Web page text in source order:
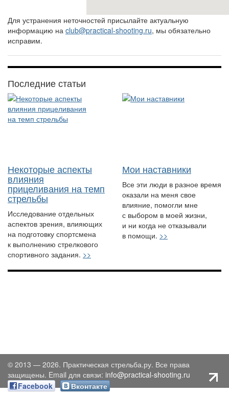
Для устранения неточностей присылайте актуальную
информацию на club@practical-shooting.ru, мы обязательно
исправим.
Последние статьи
Некоторые аспекты
влияния
прицеливания на темп
стрельбы
Исследование отдельных
аспектов зрения, влияющих
на подготовку спортсмена
к выполнению стрелкового
спортивного задания. >>
Мои наставники
Все эти люди в разное время
оказали на меня свое
влияние, помогли мне
с выбором в моей жизни,
и ни когда не отказывали
в помощи. >>
© 2013 — 2026. Практическая стрельба.ру. Все права
защищены. Email для связи: info@practical-shooting.ru
Facebook
Вконтакте